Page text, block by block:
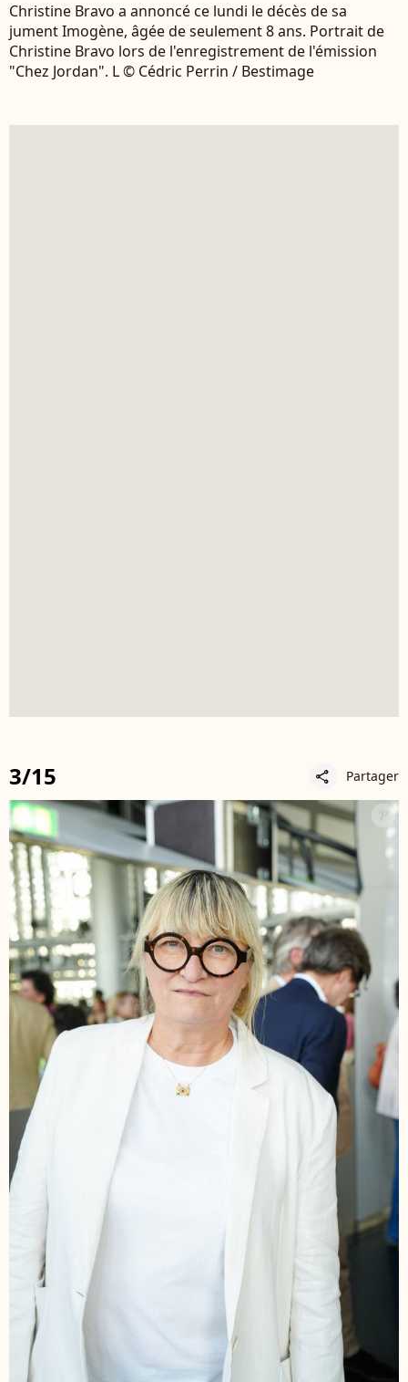
Christine Bravo a annoncé ce lundi le décès de sa
jument Imogène, âgée de seulement 8 ans. Portrait de
Christine Bravo lors de l'enregistrement de l'émission
"Chez Jordan". L © Cédric Perrin / Bestimage
3/15 share Partager